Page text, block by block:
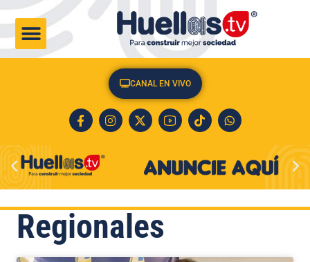
CANAL EN VIVO
Regionales